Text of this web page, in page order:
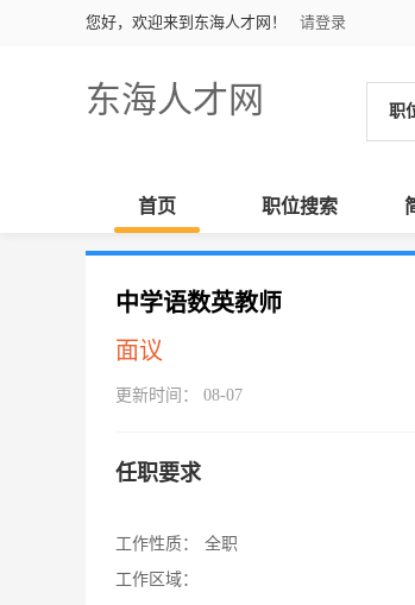
您好，欢迎来到东海人才网！ 请登录
东海人才网 职
首页 职位搜索
中学语数英教师
面议
更新时间： 08-07
任职要求
工作性质：
全职
工作区域：